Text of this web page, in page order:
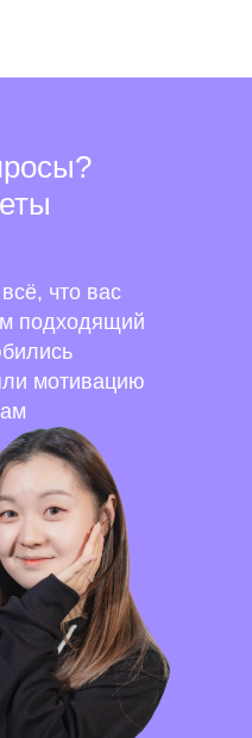
что вас
подходящий
мотивацию